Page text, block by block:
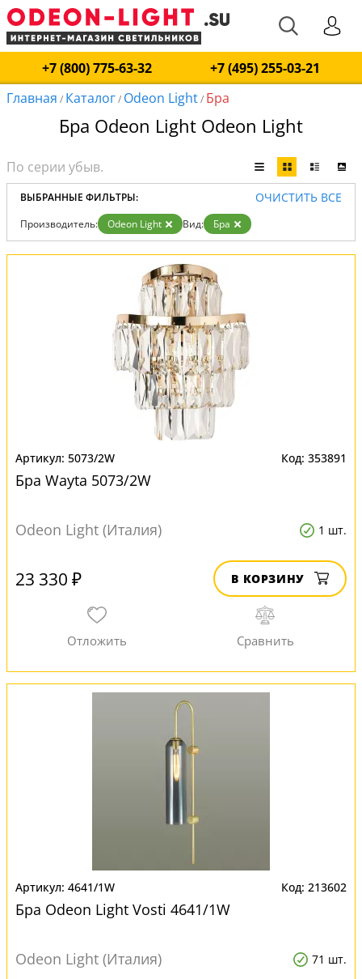
+7 (800) 775-63-32
+7 (495) 255-03-21
Главная / Каталог/ Odeon Light/ Бра
Бра Odeon Light Odeon Light
ВЫБРАННЫЕ ФИЛЬТРЫ: ОЧИСТИТЬ ВСЕ
Производитель: Odeon Light Вид: Бра
5073/2W 353891
Бра Wayta 5073/2W
Odeon Light (Италия) 1 шт.
23 330 ₽ В КОРЗИНУ
4641/1W 213602
Бра Odeon Light Vosti 4641/1W
Odeon Light (Италия) 71 шт.